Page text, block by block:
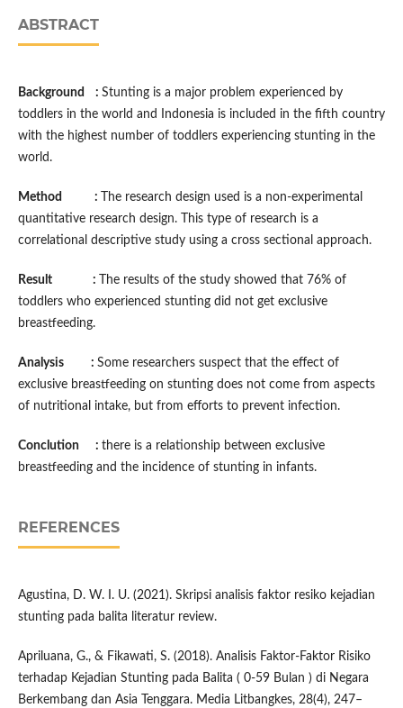
ABSTRACT
Background : Stunting is a major problem experienced by
toddlers in the world and Indonesia is included in the fifth country
with the highest number of toddlers experiencing stunting in the
world.
Method :
The research design used is a non-experimental
quantitative research design. This type of research is a
correlational descriptive study using a cross sectional approach.
Result :
The results of the study showed that 76% of
toddlers who experienced stunting did not get exclusive
breastfeeding.
Analysis : Some researchers suspect that the effect of
exclusive breastfeeding on stunting does not come from aspects
of nutritional intake, but from efforts to prevent infection.
Conclution : there is a relationship between exclusive
breastfeeding and the incidence of stunting in infants.
REFERENCES
Agustina, D. W. I. U. (2021). Skripsi analisis faktor resiko kejadian
stunting pada balita literatur review.
Apriluana, G., & Fikawati, S. (2018). Analisis Faktor-Faktor Risiko
terhadap Kejadian Stunting pada Balita ( 0-59 Bulan ) di Negara
Berkembang dan Asia Tenggara. Media Litbangkes, 28(4), 247–